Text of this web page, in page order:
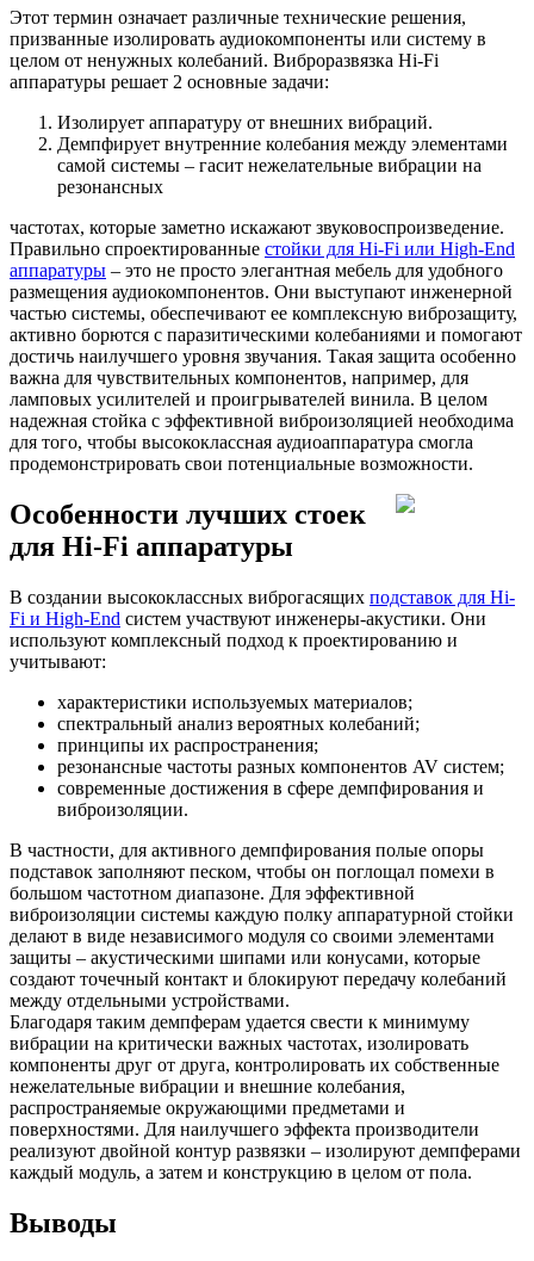
Этот термин означает различные технические решения,
призванные изолировать аудиокомпоненты или систему в
целом от ненужных колебаний. Виброразвязка Hi-Fi
аппаратуры решает 2 основные задачи:
Изолирует аппаратуру от внешних вибраций.
Демпфирует внутренние колебания между элементами
самой системы – гасит нежелательные вибрации на
резонансных
частотах, которые заметно искажают звуковоспроизведение.
Правильно спроектированные стойки для Hi-Fi или High-End
аппаратуры – это не просто элегантная мебель для удобного
размещения аудиокомпонентов. Они выступают инженерной
частью системы, обеспечивают ее комплексную виброзащиту,
активно борются с паразитическими колебаниями и помогают
достичь наилучшего уровня звучания. Такая защита особенно
важна для чувствительных компонентов, например, для
ламповых усилителей и проигрывателей винила. В целом
надежная стойка с эффективной виброизоляцией необходима
для того, чтобы высококлассная аудиоаппаратура смогла
продемонстрировать свои потенциальные возможности.
Особенности лучших стоек
для Hi-Fi аппаратуры
В создании высококлассных виброгасящих подставок для Hi-
Fi и High-End систем участвуют инженеры-акустики. Они
используют комплексный подход к проектированию и
учитывают:
характеристики используемых материалов;
спектральный анализ вероятных колебаний;
принципы их распространения;
резонансные частоты разных компонентов AV систем;
современные достижения в сфере демпфирования и
виброизоляции.
В частности, для активного демпфирования полые опоры
подставок заполняют песком, чтобы он поглощал помехи в
большом частотном диапазоне. Для эффективной
виброизоляции системы каждую полку аппаратурной стойки
делают в виде независимого модуля со своими элементами
защиты – акустическими шипами или конусами, которые
создают точечный контакт и блокируют передачу колебаний
между отдельными устройствами.
Благодаря таким демпферам удается свести к минимуму
вибрации на критически важных частотах, изолировать
компоненты друг от друга, контролировать их собственные
нежелательные вибрации и внешние колебания,
распространяемые окружающими предметами и
поверхностями. Для наилучшего эффекта производители
реализуют двойной контур развязки – изолируют демпферами
каждый модуль, а затем и конструкцию в целом от пола.
Выводы